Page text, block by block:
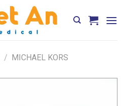
/ MICHAEL KORS